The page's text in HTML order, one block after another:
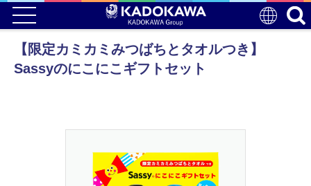
【限定カミカミみつばちとタオルつき】
Sassyのにこにこギフトセット